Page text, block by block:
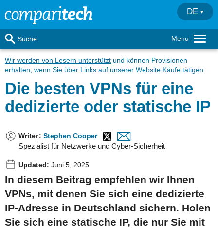
Menu
Suche
DE
Wir werden von Lesern unterstützt und können Provisionen
erhalten, wenn Sie über Links auf unserer Website Käufe tätigen
Die besten VPNs für eine
dedizierte oder statische IP
Writer: Stephen Cooper
Spezialist für Netzwerke und Cyber-Sicherheit
Updated: Juni 5, 2025
In diesem Beitrag empfehlen wir Ihnen
VPNs, mit denen Sie sich eine dedizierte
IP-Adresse in Deutschland sichern. Holen
Sie sich eine statische IP, die nur Sie mit